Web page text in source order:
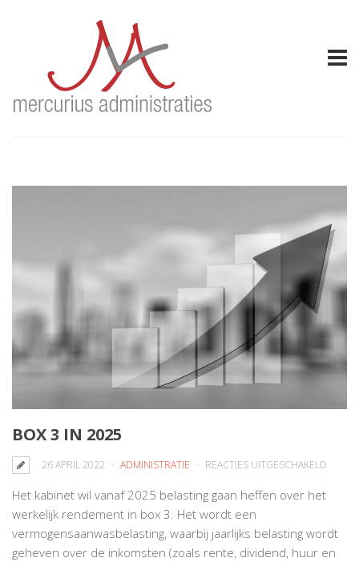
BOX 3 IN 2025
26 APRIL 2022 ADMINISTRATIE REACTIES UITGESCHAKELD
2025
Het kabinet wil vanaf 2025 belasting gaan heffen over het
werkelijk rendement in box 3. Het wordt een
vermogensaanwasbelasting, waarbij jaarlijks belasting wordt
geheven over de inkomsten (zoals rente, dividend, huur en